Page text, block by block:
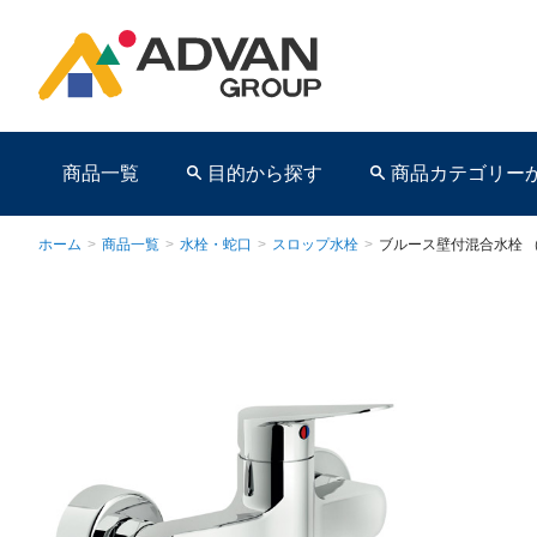
商品一覧 目的から探す 商品カテゴリー
ホーム > 商品一覧 > 水栓・蛇口 > スロップ水栓 > ブルース壁付混合水栓